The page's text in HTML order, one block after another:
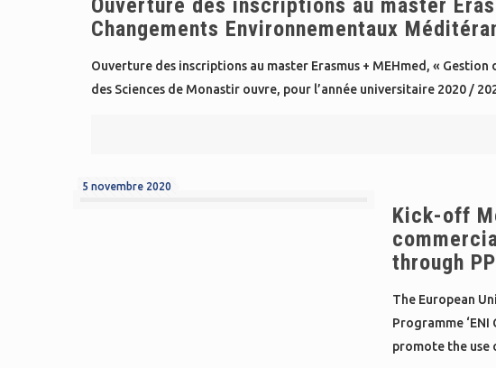
Ouverture des inscriptions au master
Changements Environnementaux
Ouverture des inscriptions au master Erasmus + MEHmed, «
des Sciences de Monastir ouvre, pour l’année universitaire 2020 /
5 novembre 2020
Kick-off
through
The European
Programme
promote the use